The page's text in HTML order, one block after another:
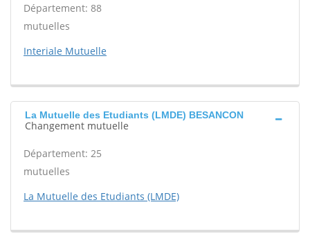
Département: 88
mutuelles
Interiale Mutuelle
La Mutuelle des Etudiants (LMDE) BESANCON
Changement mutuelle
Département: 25
mutuelles
La Mutuelle des Etudiants (LMDE)